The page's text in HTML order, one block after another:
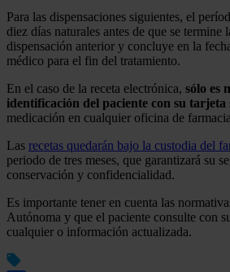
Para las dispensaciones siguientes, el
diez días naturales antes de que se termine
dispensación anterior y concluye en la
médico para el fin del tratamiento.
En el caso de la receta electrónica, sólo es
identificación del paciente con su tarjeta
medicación en cualquier oficina de
Las recetas quedarán bajo la custodia del
periodo de tres meses, que garantizará su
conservación y confidencialidad.
Es importante tener en cuenta las
Autónoma y que el paciente consulte con
cualquier o información actualizada.